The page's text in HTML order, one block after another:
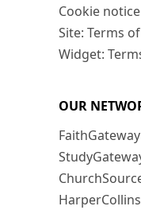
Cookie notice
Site: Terms
Widget:
OUR
FaithGateway